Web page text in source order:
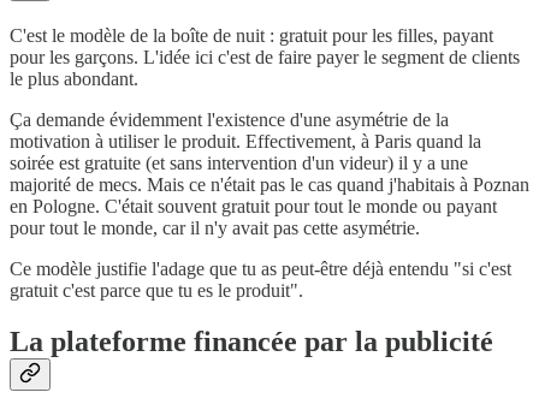
C'est le modèle de la boîte de nuit : gratuit pour les filles, payant
pour les garçons. L'idée ici c'est de faire payer le segment de clients
le plus abondant.
Ça demande évidemment l'existence d'une asymétrie de la
motivation à utiliser le produit. Effectivement, à Paris quand la
soirée est gratuite (et sans intervention d'un videur) il y a une
majorité de mecs. Mais ce n'était pas le cas quand j'habitais à Poznan
en Pologne. C'était souvent gratuit pour tout le monde ou payant
pour tout le monde, car il n'y avait pas cette asymétrie.
Ce modèle justifie l'adage que tu as peut-être déjà entendu "si c'est
gratuit c'est parce que tu es le produit".
La plateforme financée par la publicité